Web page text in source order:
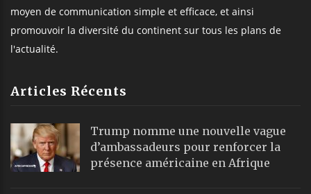
moyen de communication simple et efficace, et ainsi
promouvoir la diversité du continent sur tous les plans de
l'actualité.
Articles Récents
Trump nomme une nouvelle vague
d’ambassadeurs pour renforcer la
présence américaine en Afrique